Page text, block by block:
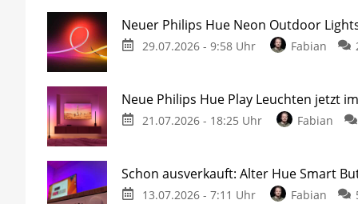
Neuer Philips Hue Neon Outdoor
29.07.2026 - 9:58 Uhr Fabian
Neue Philips Hue Play Leuchten jetzt
21.07.2026 - 18:25 Uhr Fabian
Schon ausverkauft: Alter Hue Smart
13.07.2026 - 7:11 Uhr Fabian